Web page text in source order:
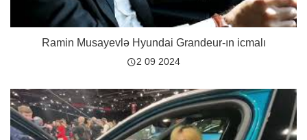
Ramin Musayevlə Hyundai Grandeur-ın icmalı
2 09 2024